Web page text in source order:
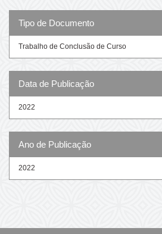
Tipo de Documento
Trabalho de Conclusão de Curso
Data de Publicação
2022
Ano de Publicação
2022